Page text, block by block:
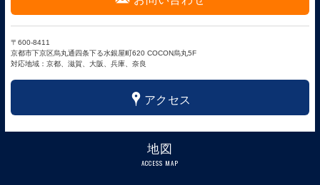
〒600-8411
京都市下京区烏丸通四条下る水銀屋町620 COCON烏丸5F
対応地域：京都、滋賀、大阪、兵庫、奈良
x アクセス
地図
ACCESS MAP